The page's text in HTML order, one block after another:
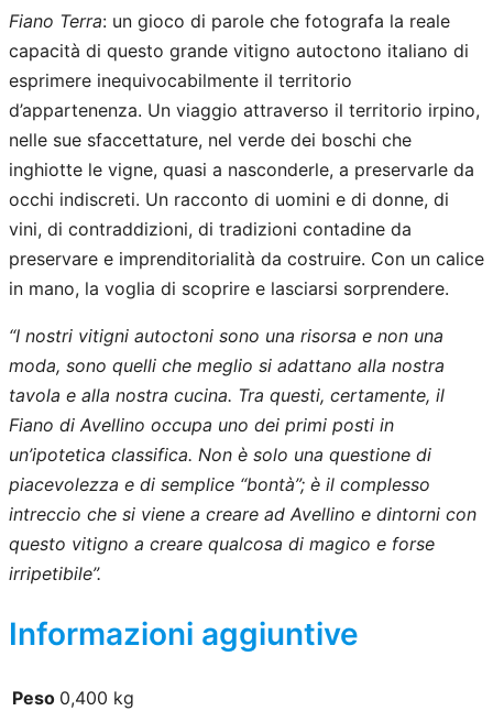
i
g
i
n
a
l
e
e
a
:
1
2
,
0
0
t
u
a
l
e
è
:
1
,
4
0
€
.
V
i
a
g
g
i
o
n
e
i
e
r
r
i
t
o
r
i
d
Fiano Terra: un gioco di parole che fotografa la reale
capacità di questo grande vitigno autoctono italiano di
esprimere inequivocabilmente il territorio
d’appartenenza. Un viaggio attraverso il territorio irpino,
nelle sue sfaccettature, nel verde dei boschi che
inghiotte le vigne, quasi a nasconderle, a preservarle da
occhi indiscreti. Un racconto di uomini e di donne, di
vini, di contraddizioni, di tradizioni contadine da
preservare e imprenditorialità da costruire. Con un calice
in mano, la voglia di scoprire e lasciarsi sorprendere.
“I nostri vitigni autoctoni sono una risorsa e non una
moda, sono quelli che meglio si adattano alla nostra
tavola e alla nostra cucina. Tra questi, certamente, il
Fiano di Avellino occupa uno dei primi posti in
un’ipotetica classifica. Non è solo una questione di
piacevolezza e di semplice “bontà”; è il complesso
intreccio che si viene a creare ad Avellino e dintorni con
questo vitigno a creare qualcosa di magico e forse
irripetibile”.
Informazioni aggiuntive
Peso 0,400 kg